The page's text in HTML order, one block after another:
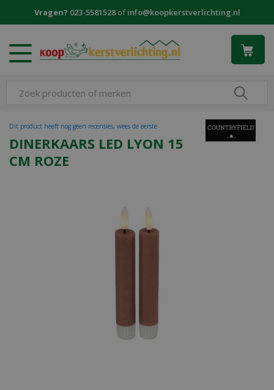
Vragen? 023-5581528ofinfo@koopkerstverlichting.nl
DINERKAARS LED LYON 15
CM ROZE
Dit product heeft nog geen recensies, wees de eerste